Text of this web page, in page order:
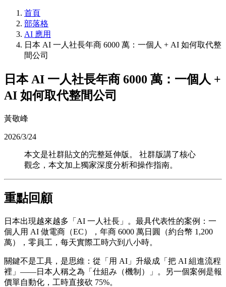
首頁
部落格
AI 應用
日本 AI 一人社長年商 6000 萬：一個人 + AI 如何取代整
間公司
日本 AI 一人社長年商 6000 萬：一個人 +
AI 如何取代整間公司
黃敬峰
2026/3/24
本文是社群貼文的完整延伸版。 社群版講了核心
觀念，本文加上獨家深度分析和操作指南。
重點回顧
日本出現越來越多「AI 一人社長」。最具代表性的案例：一
個人用 AI 做電商（EC），年商 6000 萬日圓（約台幣 1,200
萬），零員工，每天實際工時六到八小時。
關鍵不是工具，是思維：從「用 AI」升級成「把 AI 組進流程
裡」——日本人稱之為「仕組み（機制）」。另一個案例是報
價單自動化，工時直接砍 75%。